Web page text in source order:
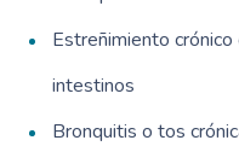
Estreñimiento
intestinos
Bronquitis o tos